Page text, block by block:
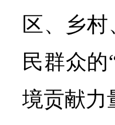
区、乡
民群众的
境贡献力